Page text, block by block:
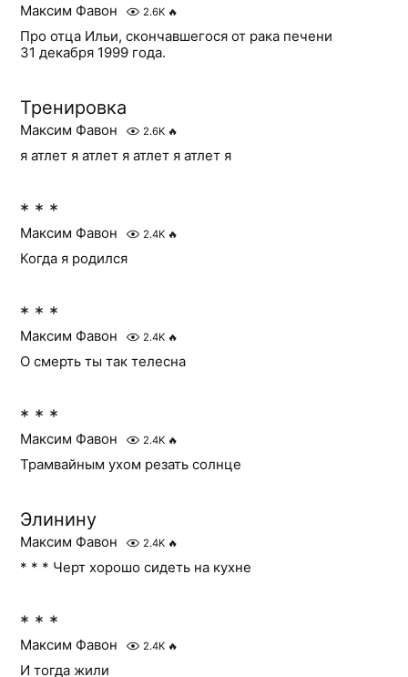
Максим Фавон 2.6K 🔥
Про отца Ильи, скончавшегося от рака печени
31 декабря 1999 года.
Тренировка
Максим Фавон 2.6K 🔥
я атлет я атлет я атлет я атлет я
* * *
Максим Фавон 2.4K 🔥
Когда я родился
* * *
Максим Фавон 2.4K 🔥
О смерть ты так телесна
* * *
Максим Фавон 2.4K 🔥
Трамвайным ухом резать солнце
Элинину
Максим Фавон 2.4K 🔥
* * * Черт хорошо сидеть на кухне
* * *
Максим Фавон 2.4K 🔥
И тогда жили